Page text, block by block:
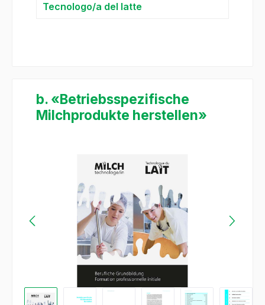
Tecnologo/a del latte
b. «Betriebsspezifische
Milchprodukte herstellen»
Salta la galleria di immagini